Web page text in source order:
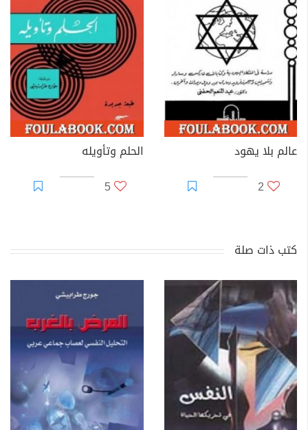
عالم بلا يهود
2
الحلم وتأويله
5
كتب ذات صلة